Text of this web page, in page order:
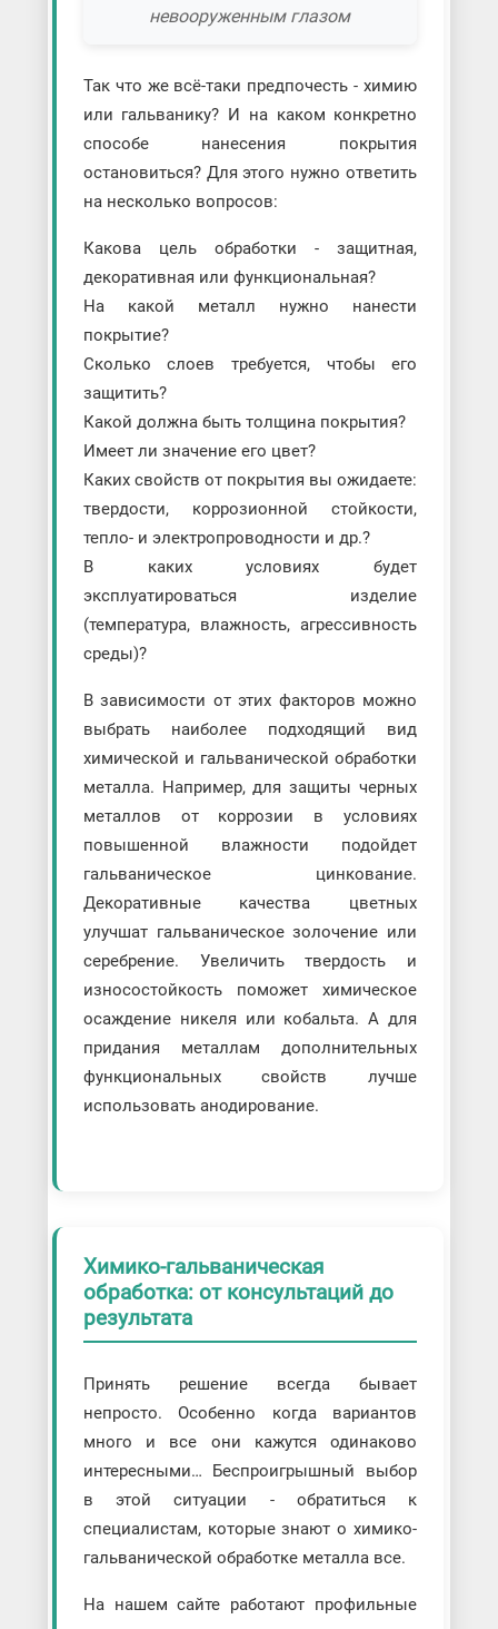
невооруженным глазом
Так что же всё-таки предпочесть - химию
или гальванику? И на каком конкретно
способе нанесения покрытия
остановиться? Для этого нужно ответить
на несколько вопросов:
Какова цель обработки - защитная,
декоративная или функциональная?
На какой металл нужно нанести
покрытие?
Сколько слоев требуется, чтобы его
защитить?
Какой должна быть толщина покрытия?
Имеет ли значение его цвет?
Каких свойств от покрытия вы ожидаете:
твердости, коррозионной стойкости,
тепло- и электропроводности и др.?
В каких условиях будет
эксплуатироваться изделие
(температура, влажность, агрессивность
среды)?
В зависимости от этих факторов можно
выбрать наиболее подходящий вид
химической и гальванической обработки
металла. Например, для защиты черных
металлов от коррозии в условиях
повышенной влажности подойдет
гальваническое цинкование.
Декоративные качества цветных
улучшат гальваническое золочение или
серебрение. Увеличить твердость и
износостойкость поможет химическое
осаждение никеля или кобальта. А для
придания металлам дополнительных
функциональных свойств лучше
использовать анодирование.
Химико-гальваническая
обработка: от консультаций до
результата
Принять решение всегда бывает
непросто. Особенно когда вариантов
много и все они кажутся одинаково
интересными… Беспроигрышный выбор
в этой ситуации - обратиться к
специалистам, которые знают о химико-
гальванической обработке металла все.
На нашем сайте работают профильные